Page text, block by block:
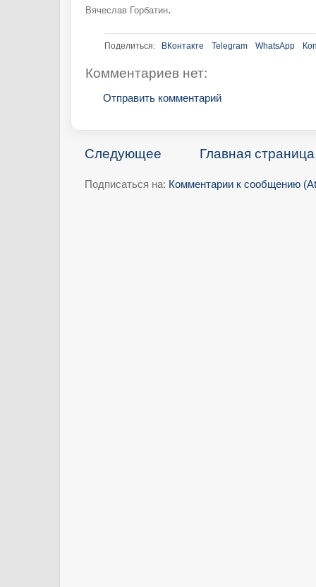
Вячеслав Горбатин.
Поделиться: ВКонтакте Telegram WhatsApp
Комментариев нет:
Отправить комментарий
Следующее Главная страница
Подписаться на: Комментарии к сообщению